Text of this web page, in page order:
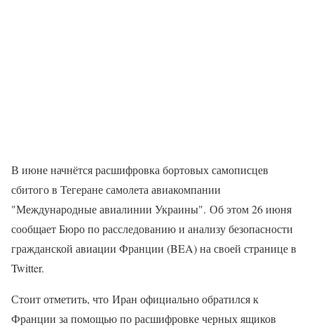
В июне начнётся расшифровка бортовых самописцев
сбитого в Тегеране самолета авиакомпании
"Международные авиалинии Украины". Об этом 26 июня
сообщает Бюро по расследованию и анализу безопасности
гражданской авиации Франции (BEA) на своей странице в
Twitter.
Стоит отметить, что Иран официально обратился к
Франции за помощью по расшифровке черных ящиков